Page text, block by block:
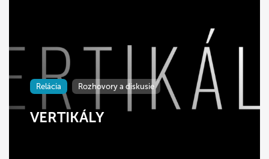
Relácia Rozhovory a diskusie
VERTIKÁLY